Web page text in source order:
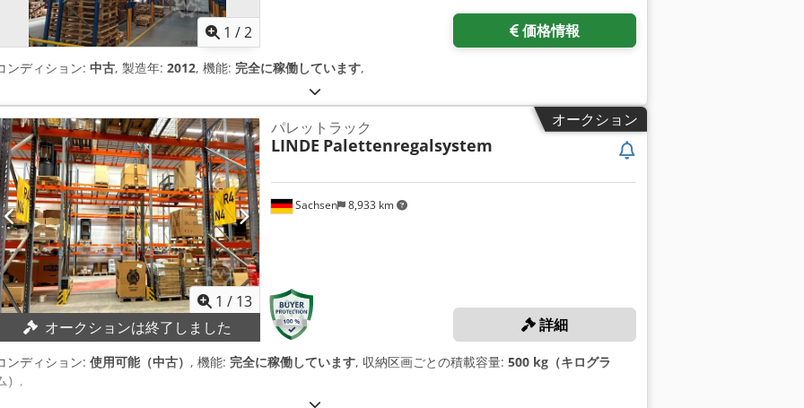
1 /2 価格情報
ンディション: 中古, 製造年: 2012, 機能: 完全に稼働しています,
オークション
1 / 13
オークションは終了しました
Sachsen 8,933 km
パレットラック
LINDE Palettenregalsystem
詳細
ンディション: 使用可能（中古） , 機能: 完全に稼働しています, 収納区画ごとの積載容量: 500 kg（キログラ
） ,